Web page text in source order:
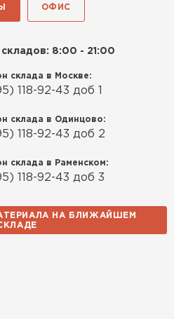
ОФИС
8:00 - 21:00
склада в Москве:
118-92-43 доб 1
склада в Одинцово:
118-92-43 доб 2
склада в Раменском:
118-92-43 доб 3
НА БЛИЖАЙШЕМ